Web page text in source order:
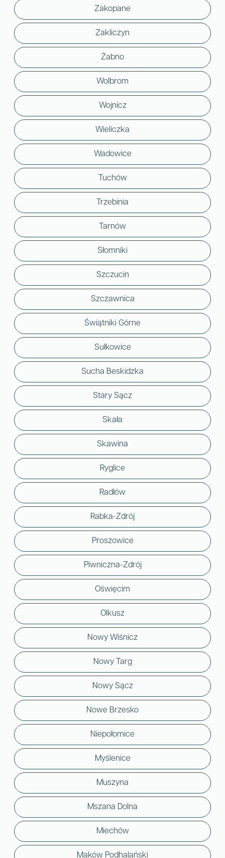
Zakopane
Zakliczyn
Żabno
Wolbrom
Wojnicz
Wieliczka
Wadowice
Tuchów
Trzebinia
Tarnów
Słomniki
Szczucin
Szczawnica
Świątniki Górne
Sułkowice
Sucha Beskidzka
Stary Sącz
Skała
Skawina
Ryglice
Radłów
Rabka-Zdrój
Proszowice
Piwniczna-Zdrój
Oświęcim
Olkusz
Nowy Wiśnicz
Nowy Targ
Nowy Sącz
Nowe Brzesko
Niepołomice
Myślenice
Muszyna
Mszana Dolna
Miechów
Maków Podhalański